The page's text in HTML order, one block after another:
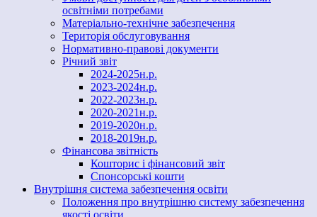
освітніми потребами
Матеріально-технічне забезпечення
Територія обслуговування
Нормативно-правові документи
Річний звіт
2024-2025н.р.
2023-2024н.р.
2022-2023н.р.
2020-2021н.р.
2019-2020н.р.
2018-2019н.р.
Фінансова звітність
Кошторис і фінансовий звіт
Спонсорські кошти
Внутрішня система забезпечення освіти
Положення про внутрішню систему забезпечення
якості освіти